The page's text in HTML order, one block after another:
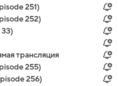
251)
252)
33)
трансляция
255)
256)